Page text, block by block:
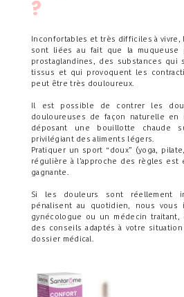
?
Inconfortables et très difficiles à
sont liées au fait que la muqueuse
prostaglandines, des substances qui
tissus et qui provoquent les
peut être très douloureux.
Il est possible de contrer les
douloureuses de façon naturelle en
déposant une bouillotte chaude
privilégiant des aliments légers.
Pratiquer un sport “doux” (yoga,
régulière à l’approche des règles est
gagnante.
Si les douleurs sont réellement
pénalisent au quotidien, nous vous
gynécologue ou un médecin
des conseils adaptés à votre situation
dossier médical.